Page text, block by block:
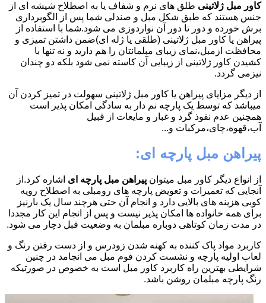
کاور مبل ژلاتینی طلق های نرم و شفاف یا به اصطلاح شیشه ای از
جنس هستند که طبق شکل مبل و صندلی شما پس از الگوبرداری
برش خورده و دور تا دور آن نواردوزی می شود.شما با استفاده از
پیراهن یا کاور مبل ژلاتینی (طلقی یا ژله ای)ضمن داشتن تمیزی و
محافظت ازمبل،نمای زیبای مبلمانتان را هم دارید و نه تنها با
کشیدن کاور ژلاتینی از زیبایی آن کاسته نمی شود بلکه دو چندان
نیزمی گردد.
از دیگر مزایای پیراهن یا کاور مبل ژلاتینی سهولت در تمیز کردن آن
میباشد که توسط یک پارچه نم دار به سادگی امکان پذیر است
همچنین عدم نفوذ گرد و غبار و مایعات از قبیل
آب،قهوه،چای،مرکبات و...
پیراهن مبل پارچه ای:
از انواع دیگر کاور مبل میتوان پیراهن مبل پارچه ای اشاره کرد.از
آنجایی که تعمیرات و تعویض پارچه های رومبلی به اصطلاح رویه
کوبی هزینه های بالایی دارد و انجام آن حتی هرچند سال یک بارنیز
برای همه خانواده ها امکان پذیر نیست و پس از انجام این کار مجددا
در مدت زمان کوتاهی دوباره مبلمان به وضعیت قبل دچار می شود.
کاربرد مواد پاک کننده به کهنه شدن زودرس و از دست رفتن رنگ و
لعاب اولیه پارچه و نشست کردن فوم مبل می انجامد در چنین
شرایطی بهترین راه کاربرد کاور مبل است به خصوص در صورتیکه
رنگ پارچه مبلمان روشن باشد.